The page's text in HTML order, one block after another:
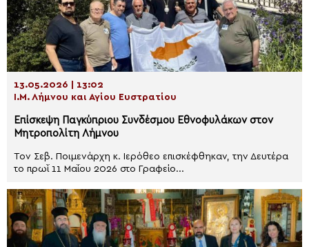
13.05.2026 | 13:02
Ι.Μ. Λήμνου και Αγίου Ευστρατίου
Επίσκεψη Παγκύπριου Συνδέσμου Εθνοφυλάκων στον
Μητροπολίτη Λήμνου
Τον Σεβ. Ποιμενάρχη κ. Ιερόθεο επισκέφθηκαν, την Δευτέρα
το πρωΐ 11 Μαΐου 2026 στο Γραφείο...